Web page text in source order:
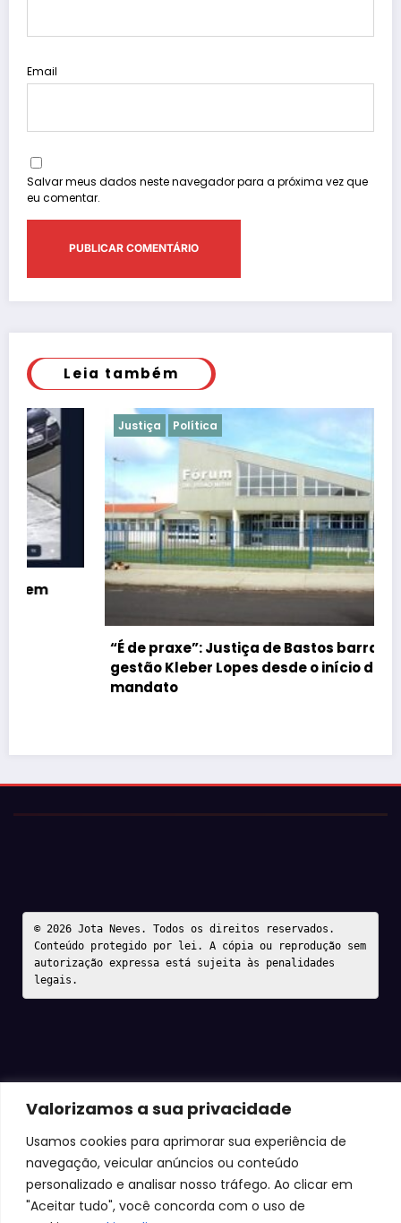
Valorizamos a sua privacidade
Usamos cookies para aprimorar sua experiência de
navegação, veicular anúncios ou conteúdo
personalizado e analisar nosso tráfego. Ao clicar em
"Aceitar tudo", você concorda com o uso de
Email
Salvar meus dados neste navegador para a próxima vez que
eu comentar.
Leia também
Justiça Política
“É de praxe”: Justiça de Bastos barrar atos da
gestão Kleber Lopes desde o início do
mandato
© 2026 Jota Neves. Todos os direitos reservados.
Conteúdo protegido por lei. A cópia ou reprodução sem
autorização expressa está sujeita às penalidades
legais.